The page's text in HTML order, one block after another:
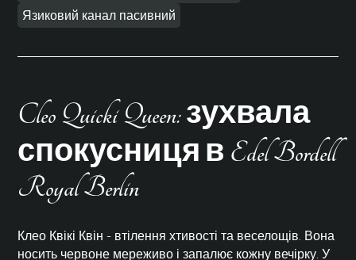
Язиковий канал пасивний
Cleo Quicki Queen: зухвала
спокусниця в Edel Bordell
Royal Berlin
Клео Квікі Квін - втілення хтивості та веселощів. Вона
носить червоне мереживо і запалює кожну вечірку. У